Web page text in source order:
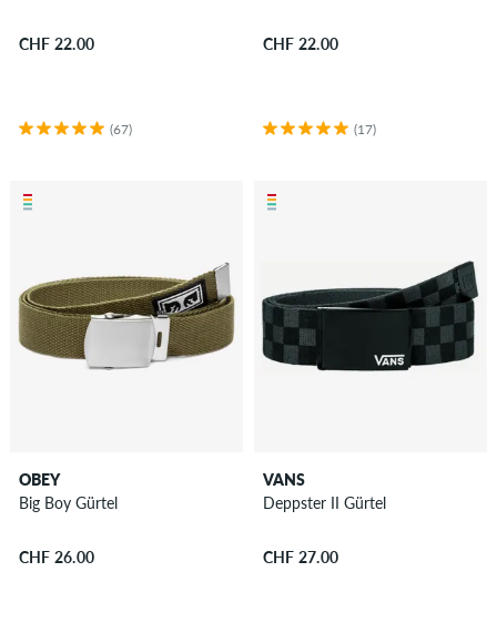
CHF 22.00
(67)
CHF 22.00
(17)
OBEY
Big Boy Gürtel
CHF 26.00
VANS
Deppster II Gürtel
CHF 27.00